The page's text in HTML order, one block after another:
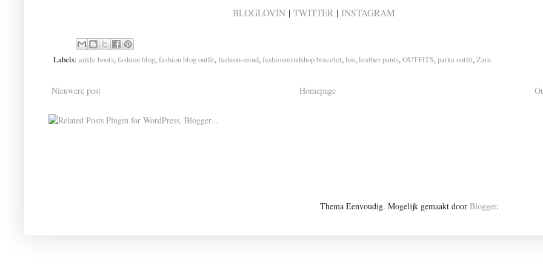
BLOGLOVIN| TWITTER | INSTAGRAM
Labels: ankle boots,fashion blog,fashion blog outfit,fashion-mind,fashionmindshop bracelet,hm, leather pants,OUTFITS,parka outfit,Zara
Nieuwere post Homepage
Thema Eenvoudig. Mogelijk gemaakt door Blogger.